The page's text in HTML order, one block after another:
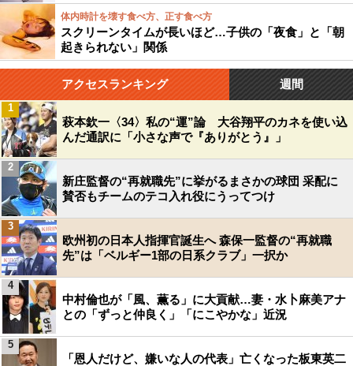
体内時計を壊す食べ方、正す食べ方
スクリーンタイムが長いほど…子供の「夜食」と「朝
起きられない」関係
アクセスランキング 週間
萩本欽一〈34〉私の“運”論 大谷翔平のカネを使い込
んだ通訳に「小さな声で『ありがとう』」
1
新庄監督の“再就職先”に挙がるまさかの球団 采配に
賛否もチームのテコ入れ役にうってつけ
2
欧州初の日本人指揮官誕生へ 森保一監督の“再就職
先”は「ベルギー1部の日系クラブ」一択か
3
中村倫也が「風、薫る」に大貢献…妻・水卜麻美アナ
との「ずっと仲良く」「にこやかな」近況
4
「恩人だけど、嫌いな人の代表」亡くなった板東英二
5